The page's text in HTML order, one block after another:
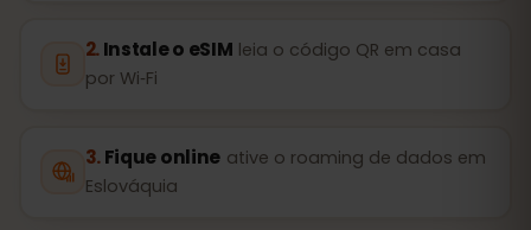
Instale o eSIM leia o código QR em casa
por Wi‑Fi
Fique online ative o roaming de dados em
Eslováquia